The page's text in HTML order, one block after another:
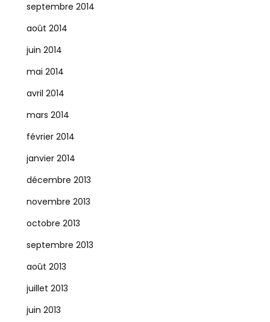
septembre 2014
août 2014
juin 2014
mai 2014
avril 2014
mars 2014
février 2014
janvier 2014
décembre 2013
novembre 2013
octobre 2013
septembre 2013
août 2013
juillet 2013
juin 2013